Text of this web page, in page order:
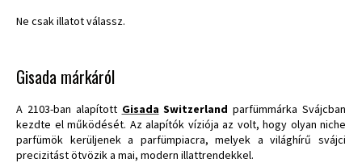
Ne csak illatot válassz.
Gisada márkáról
A 2103-ban alapított Gisada Switzerland parfümmárka Svájcban
kezdte el működését. Az alapítók víziója az volt, hogy olyan niche
parfümök kerüljenek a parfümpiacra, melyek a világhírű svájci
precizitást ötvözik a mai, modern illattrendekkel.